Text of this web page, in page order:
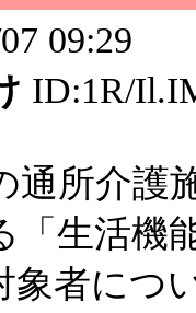
09:29
ID:1R/
通所介護
「生活機
象者につ